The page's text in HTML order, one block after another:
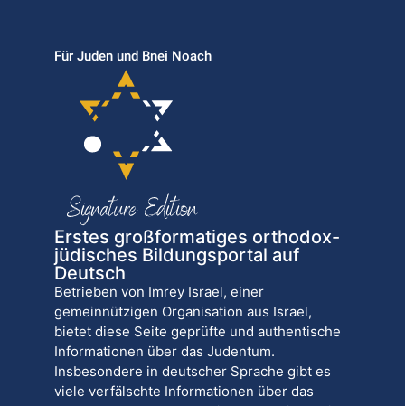
Für Juden und Bnei Noach
Erstes großformatiges orthodox-
jüdisches Bildungsportal auf
Deutsch
Betrieben von Imrey Israel, einer
gemeinnützigen Organisation aus Israel,
bietet diese Seite geprüfte und authentische
Informationen über das Judentum.
Insbesondere in deutscher Sprache gibt es
viele verfälschte Informationen über das